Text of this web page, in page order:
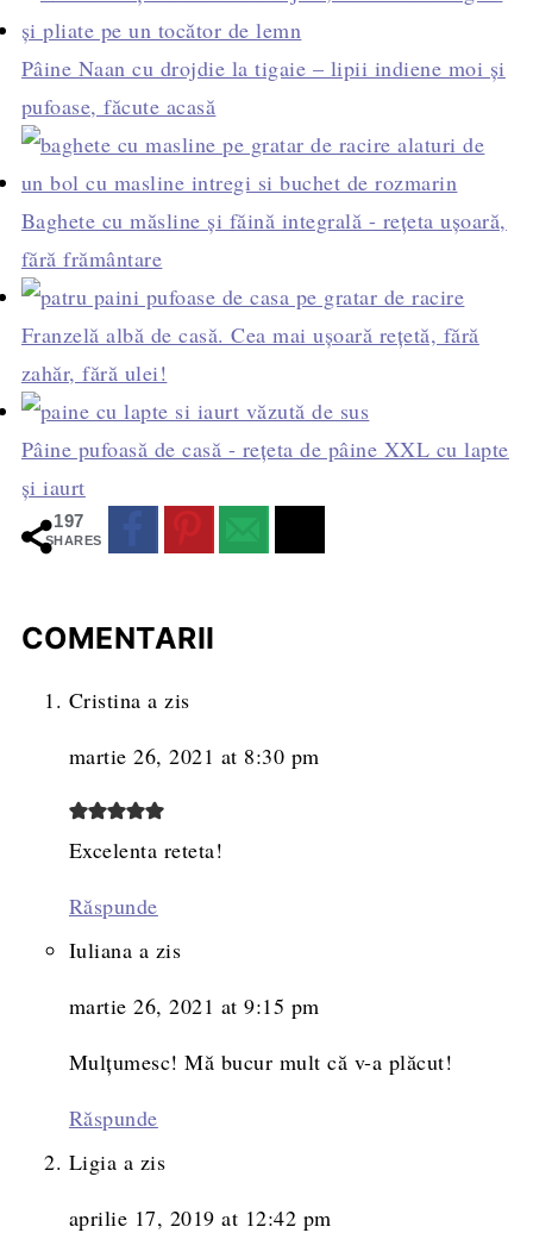
Pâine Naan cu drojdie la tigaie – lipii indiene moi și
pufoase, făcute acasă
Baghete cu măsline și făină integrală - rețeta ușoară,
fără frământare
Franzelă albă de casă. Cea mai ușoară rețetă, fără
zahăr, fără ulei!
Pâine pufoasă de casă - rețeta de pâine XXL cu lapte
și iaurt
197
SHARES
COMENTARII
Cristina a zis
martie 26, 2021 at 8:30 pm
Excelenta reteta!
Răspunde
Iuliana a zis
martie 26, 2021 at 9:15 pm
Mulțumesc! Mă bucur mult că v-a plăcut!
Răspunde
Ligia a zis
aprilie 17, 2019 at 12:42 pm